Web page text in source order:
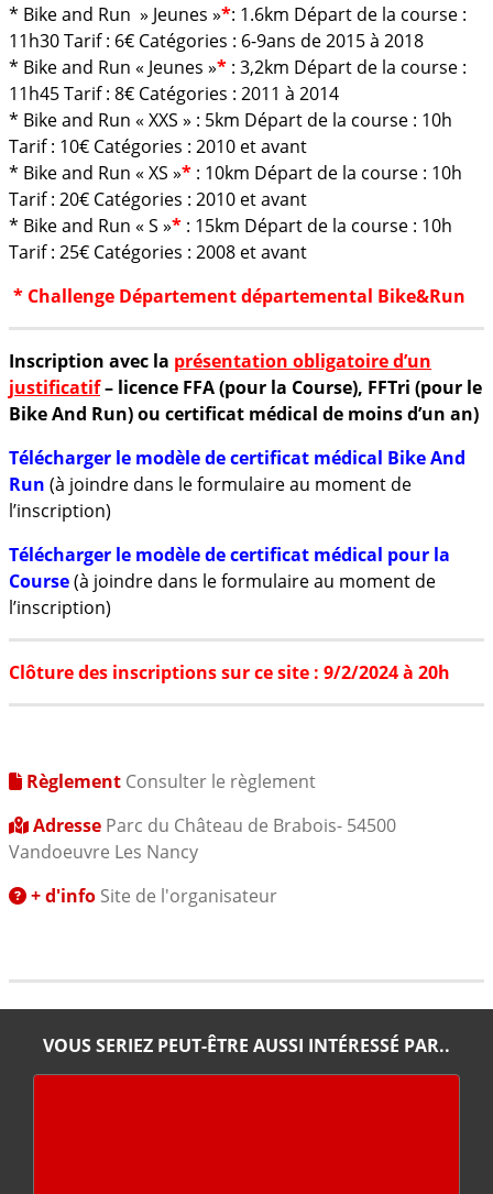
* Bike and Run » Jeunes »*: 1.6km Départ de la course :
11h30 Tarif : 6€ Catégories : 6-9ans de 2015 à 2018
* Bike and Run « Jeunes »* : 3,2km Départ de la course :
11h45 Tarif : 8€ Catégories : 2011 à 2014
* Bike and Run « XXS » : 5km Départ de la course : 10h
Tarif : 10€ Catégories : 2010 et avant
* Bike and Run « XS »* : 10km Départ de la course : 10h
Tarif : 20€ Catégories : 2010 et avant
* Bike and Run « S »* : 15km Départ de la course : 10h
Tarif : 25€ Catégories : 2008 et avant
* Challenge Département départemental Bike&Run
Inscription avec la présentation obligatoire d’un
justificatif– licence FFA (pour la Course), FFTri (pour le
Bike And Run) ou certificat médical de moins d’un an)
Télécharger le modèle de certificat médical Bike And
Run (à joindre dans le formulaire au moment de
l’inscription)
Télécharger le modèle de certificat médical pour la
Course(à joindre dans le formulaire au moment de
l’inscription)
Clôture des inscriptions sur ce site : 9/2/2024 à 20h
Règlement Consulter le règlement
Adresse Parc du Château de Brabois- 54500
Vandoeuvre Les Nancy
+ d'info Site de l'organisateur
VOUS SERIEZ PEUT-ÊTRE AUSSI INTÉRESSÉ PAR..